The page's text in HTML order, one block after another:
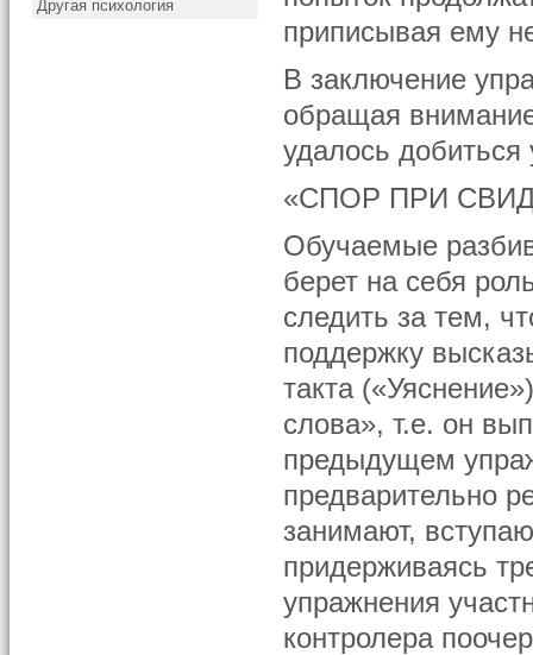
Другая психология
приписывая ему
В заключение
обращая
удалось добиться
«СПОР ПРИ
Обучаемые
берет на себя
следить за тем,
поддержку
такта
слова», т.е. он
предыдущем
предварительно
занимают,
придерживаясь
упражнения
контролера